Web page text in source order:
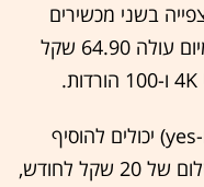
שקל וכולל צפייה בשני מכשירים
ב־HD עם 30 הורדות. מסלול הפרימיום עולה 64.90 שקל
בעלי מנוי ישיר (כלומר לא דרך הוט ו-yes) יכולים להוסיף
חבילת ספורט של Eurosport בתשלום של 20 שקל לחודש,